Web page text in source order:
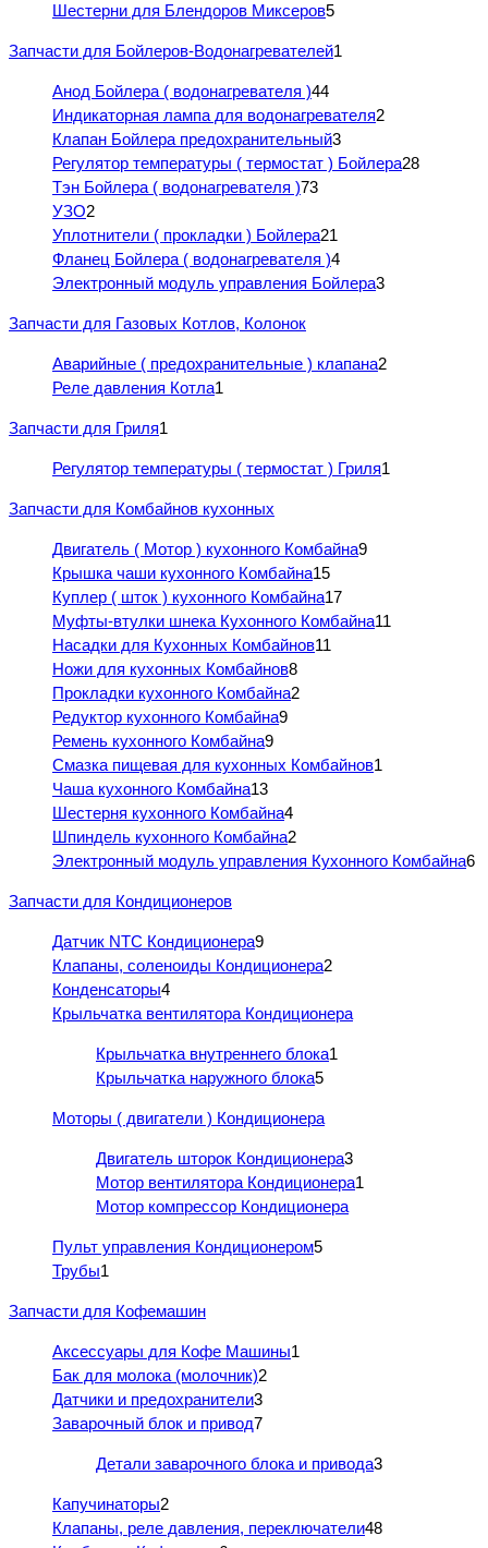
Шестерни для Блендоров Миксеров5
Запчасти для Бойлеров-Водонагревателей1
Анод Бойлера ( водонагревателя )44
Индикаторная лампа для водонагревателя2
Клапан Бойлера предохранительный3
Регулятор температуры ( термостат ) Бойлера28
Тэн Бойлера ( водонагревателя )73
УЗО2
Уплотнители ( прокладки ) Бойлера21
Фланец Бойлера ( водонагревателя )4
Электронный модуль управления Бойлера3
Запчасти для Газовых Котлов, Колонок
Аварийные ( предохранительные ) клапана2
Реле давления Котла1
Запчасти для Гриля1
Регулятор температуры ( термостат ) Гриля1
Запчасти для Комбайнов кухонных
Двигатель ( Мотор ) кухонного Комбайна9
Крышка чаши кухонного Комбайна15
Куплер ( шток ) кухонного Комбайна17
Муфты-втулки шнека Кухонного Комбайна11
Насадки для Кухонных Комбайнов11
Ножи для кухонных Комбайнов8
Прокладки кухонного Комбайна2
Редуктор кухонного Комбайна9
Ремень кухонного Комбайна9
Смазка пищевая для кухонных Комбайнов1
Чаша кухонного Комбайна13
Шестерня кухонного Комбайна4
Шпиндель кухонного Комбайна2
Электронный модуль управления Кухонного Комбайна6
Запчасти для Кондиционеров
Датчик NTC Кондиционера9
Клапаны, соленоиды Кондиционера2
Конденсаторы4
Крыльчатка вентилятора Кондиционера
Крыльчатка внутреннего блока1
Крыльчатка наружного блока5
Моторы ( двигатели ) Кондиционера
Двигатель шторок Кондиционера3
Мотор вентилятора Кондиционера1
Мотор компрессор Кондиционера
Пульт управления Кондиционером5
Трубы1
Запчасти для Кофемашин
Аксессуары для Кофе Машины1
Бак для молока (молочник)2
Датчики и предохранители3
Заварочный блок и привод7
Детали заварочного блока и привода3
Капучинаторы2
Клапаны, реле давления, переключатели48